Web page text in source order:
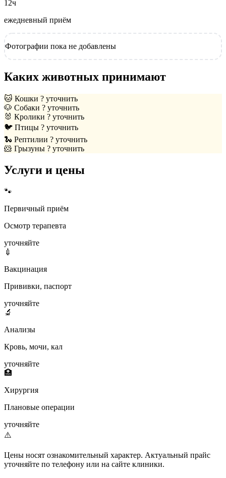
12ч
ежедневный приём
Фотографии пока не добавлены
Каких животных принимают
🐱 Кошки ? уточнить
🐶 Собаки ? уточнить
🐰 Кролики ? уточнить
🐦 Птицы ? уточнить
🐍 Рептилии ? уточнить
🐹 Грызуны ? уточнить
Услуги и цены
🐾
Первичный приём
Осмотр терапевта
уточняйте
💉
Вакцинация
Прививки, паспорт
уточняйте
🔬
Анализы
Кровь, мочи, кал
уточняйте
🏥
Хирургия
Плановые операции
уточняйте
⚠️
Цены носят ознакомительный характер. Актуальный прайс
уточняйте по телефону или на сайте клиники.